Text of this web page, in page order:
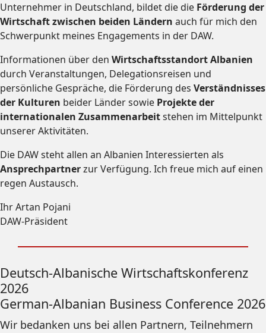
Unternehmer in Deutschland, bildet die die Förderung der
Wirtschaft zwischen beiden Ländern auch für mich den
Schwerpunkt meines Engagements in der DAW.
Informationen über den Wirtschaftsstandort Albanien
durch Veranstaltungen, Delegationsreisen und
persönliche Gespräche, die Förderung des Verständnisses
der Kulturen beider Länder sowie Projekte der
internationalen Zusammenarbeitstehen im Mittelpunkt
unserer Aktivitäten.
Die DAW steht allen an Albanien Interessierten als
Ansprechpartnerzur Verfügung. Ich freue mich auf einen
regen Austausch.
Ihr Artan Pojani
DAW-Präsident
Deutsch-Albanische Wirtschaftskonferenz
2026
German-Albanian Business Conference 2026
Wir bedanken uns bei allen Partnern, Teilnehmern